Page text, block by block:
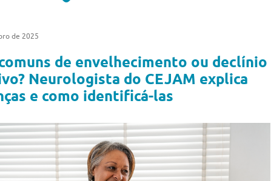
de 2025
de envelhecimento ou declínio
Neurologista do CEJAM explica
e como identificá-las